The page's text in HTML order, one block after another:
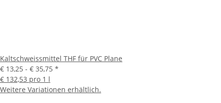
Kaltschweissmittel THF für PVC Plane
€ 13,25 - € 35,75 *
€ 132,53 pro 1 l
Weitere Variationen erhältlich.